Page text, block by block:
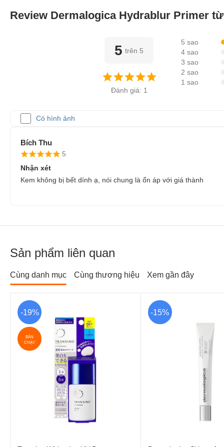
Review Dermalogica Hydrablur Primer
5 trên 5
Đánh giá: 1
5 sao
4 sao
3 sao
2 sao
1 sao
Có hình ảnh
Bích Thu
5
Nhận xét
Kem không bị bết dính ạ, nói chung là ổn áp với giá thành
Sản phẩm liên quan
Cùng danh mục Cùng thương hiệu Xem gần đây
-19%
BÁN
CHẠY
-15%